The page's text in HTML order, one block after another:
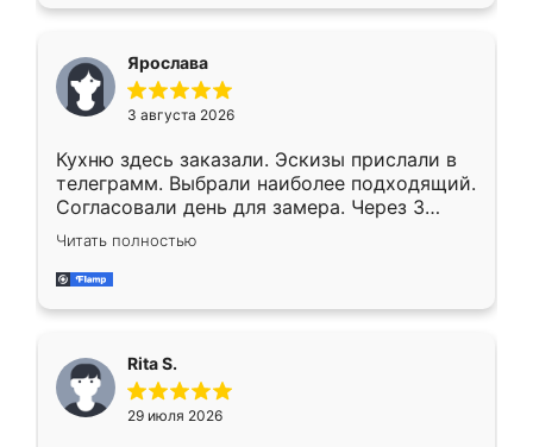
Ярослава
3 августа 2026
Кухню здесь заказали. Эскизы прислали в
телеграмм. Выбрали наиболее подходящий.
Согласовали день для замера. Через 3
недели кухня была уже готова. Остались
довольны работой. Спасибо Ренессанс
мебель за качественную работу!
Читать полностью
Rita S.
29 июля 2026